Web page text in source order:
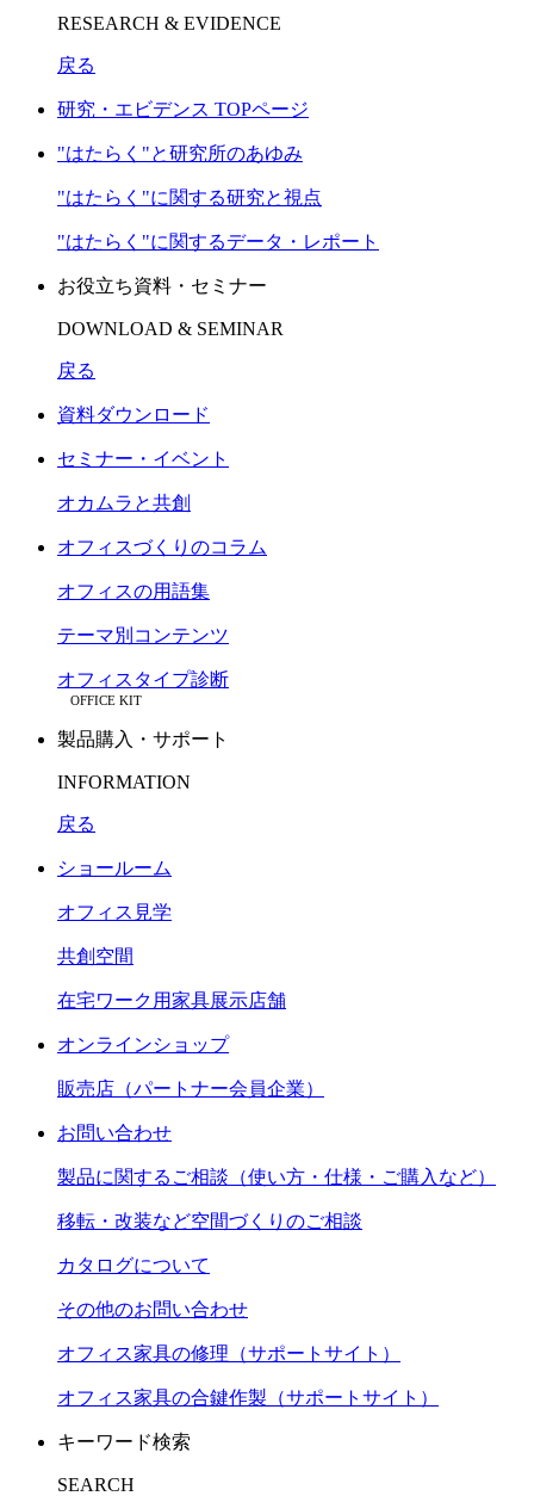
RESEARCH & EVIDENCE
戻る
研究・エビデンス TOPページ
"はたらく"と研究所のあゆみ
"はたらく"に関する研究と視点
"はたらく"に関するデータ・レポート
お役立ち資料・セミナー
DOWNLOAD & SEMINAR
戻る
資料ダウンロード
セミナー・イベント
オカムラと共創
オフィスづくりのコラム
オフィスの用語集
テーマ別コンテンツ
オフィスタイプ診断
OFFICE KIT
製品購入・サポート
INFORMATION
戻る
ショールーム
オフィス見学
共創空間
在宅ワーク用家具展示店舗
オンラインショップ
販売店（パートナー会員企業）
お問い合わせ
製品に関するご相談（使い方・仕様・ご購入など）
移転・改装など空間づくりのご相談
カタログについて
その他のお問い合わせ
オフィス家具の修理（サポートサイト）
オフィス家具の合鍵作製（サポートサイト）
キーワード検索
SEARCH